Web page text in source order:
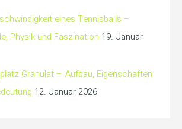
eines Tennisballs –
Physik und Faszination 19. Januar
Granulat – Aufbau, Eigenschaften
12. Januar 2026